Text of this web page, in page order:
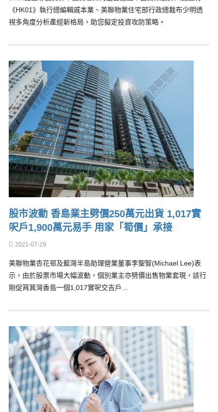
《HK01》執行總編輯戚本業、美聯物業住宅部行政總裁布少明透
視多角度分析產經新格局，助您擬定投資攻防策略。
股市波動 香島業主劈價250萬元出貨 1,017實
呎戶1,900萬元易手 用家「筍價」承接
2021-07-29
美聯物業杏花邨及藍灣半島助理營業董事李聖智(Michael Lee)表
示，由於股票市場大幅波動，個別業主亦劈價出售物業套現，該行
剛促筲箕灣香島一個1,017實呎交吉戶…